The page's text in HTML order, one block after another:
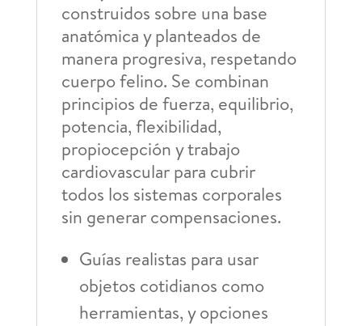
construidos sobre una base
anatómica y planteados de
manera progresiva, respetando
cuerpo felino. Se combinan
principios de fuerza, equilibrio,
potencia, flexibilidad,
propiocepción y trabajo
cardiovascular para cubrir
todos los sistemas corporales
sin generar compensaciones.
Guías realistas para usar
objetos cotidianos como
herramientas, y opciones